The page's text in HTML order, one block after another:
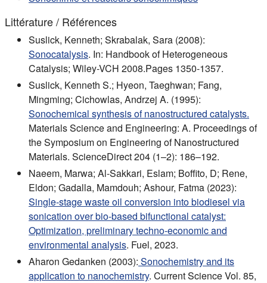
Littérature / Références
Suslick, Kenneth; Skrabalak, Sara (2008):
Sonocatalysis. In: Handbook of Heterogeneous
Catalysis; Wiley-VCH 2008.Pages 1350-1357.
Suslick, Kenneth S.; Hyeon, Taeghwan; Fang,
Mingming; Cichowlas, Andrzej A. (1995):
Sonochemical synthesis of nanostructured catalysts.
Materials Science and Engineering: A. Proceedings of
the Symposium on Engineering of Nanostructured
Materials. ScienceDirect 204 (1–2): 186–192.
Naeem, Marwa; Al-Sakkari, Eslam; Boffito, D; Rene,
Eldon; Gadalla, Mamdouh; Ashour, Fatma (2023):
Single-stage waste oil conversion into biodiesel via
sonication over bio-based bifunctional catalyst:
Optimization, preliminary techno-economic and
environmental analysis. Fuel, 2023.
Aharon Gedanken (2003): Sonochemistry and its
application to nanochemistry. Current Science Vol. 85,